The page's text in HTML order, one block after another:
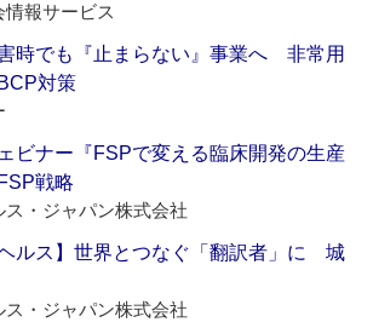
報サービス
害時でも『止まらない』事業へ 非常用
対策
ビナー『FSPで変える臨床開発の生産
戦略
・ジャパン株式会社
ヘルス】世界とつなぐ「翻訳者」に 城
・ジャパン株式会社